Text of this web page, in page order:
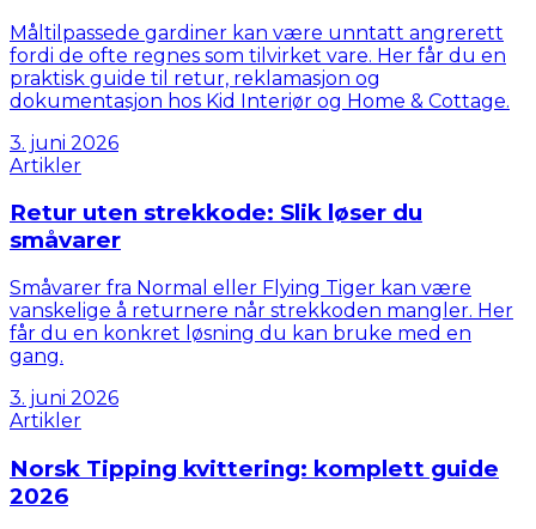
Måltilpassede gardiner kan være unntatt angrerett
fordi de ofte regnes som tilvirket vare. Her får du en
praktisk guide til retur, reklamasjon og
dokumentasjon hos Kid Interiør og Home & Cottage.
3. juni 2026
Artikler
Retur uten strekkode: Slik løser du
småvarer
Småvarer fra Normal eller Flying Tiger kan være
vanskelige å returnere når strekkoden mangler. Her
får du en konkret løsning du kan bruke med en
gang.
3. juni 2026
Artikler
Norsk Tipping kvittering: komplett guide
2026